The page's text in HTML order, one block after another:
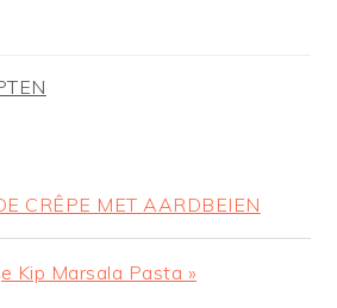
CRÊPE MET AARDBEIEN
Kip Marsala Pasta »